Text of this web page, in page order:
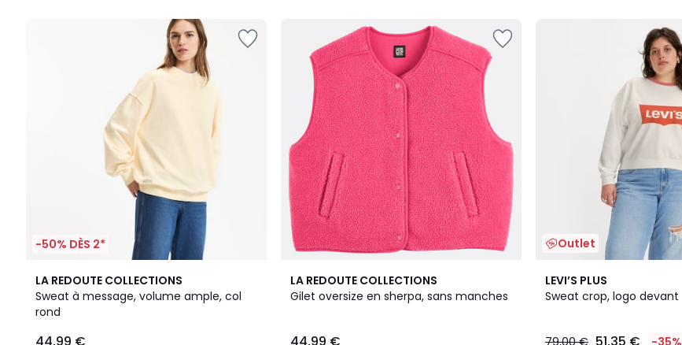
-50% DÈS 2*
LA REDOUTE COLLECTIONS
Sweat à message, volume ample, col
rond
4,5
/ 5
2
Couleurs
LA REDOUTE COLLECTIONS
Gilet oversize en sherpa, sans manches
3,9
/ 5
Outlet
LEVI’S PLUS
Sweat crop, logo devant
79,00 € -35%